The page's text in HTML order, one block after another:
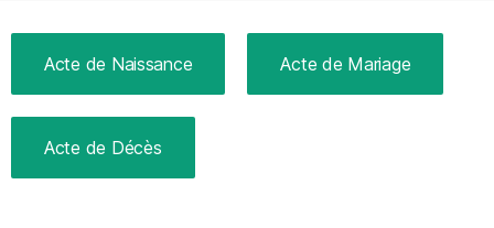
Acte de Naissance Acte de Mariage
Acte de Décès